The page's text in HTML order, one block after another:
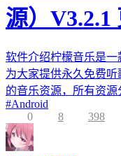
源）V3.2.1
软件介绍柠檬音乐是一
为大家提供永久免费
的音乐资源，所有资
#Android
0
8 398